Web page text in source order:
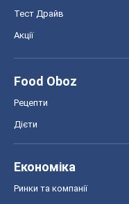
Тест Драйв
Акції
Food Oboz
Рецепти
Дієти
Економіка
Ринки та компанії